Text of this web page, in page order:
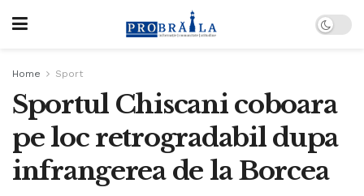
Home Sport
Sportul Chiscani coboara
pe loc retrogradabil dupa
infrangerea de la Borcea